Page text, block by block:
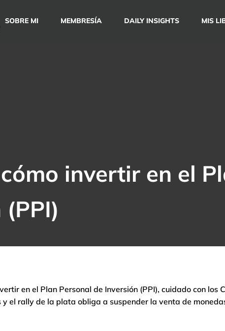
SOBRE MI MEMBRESÍA DAILY INSIGHTS MIS
invertir en el
en el Plan Personal de Inversión (PPI), cuidado con los
y el rally de la plata obliga a suspender la venta de